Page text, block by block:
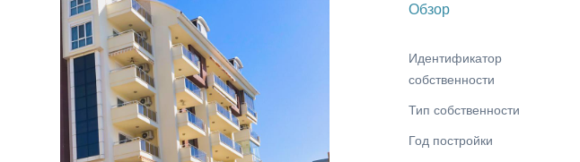
Обзор
Идентификатор
собственности
Тип собственности
Год постройки